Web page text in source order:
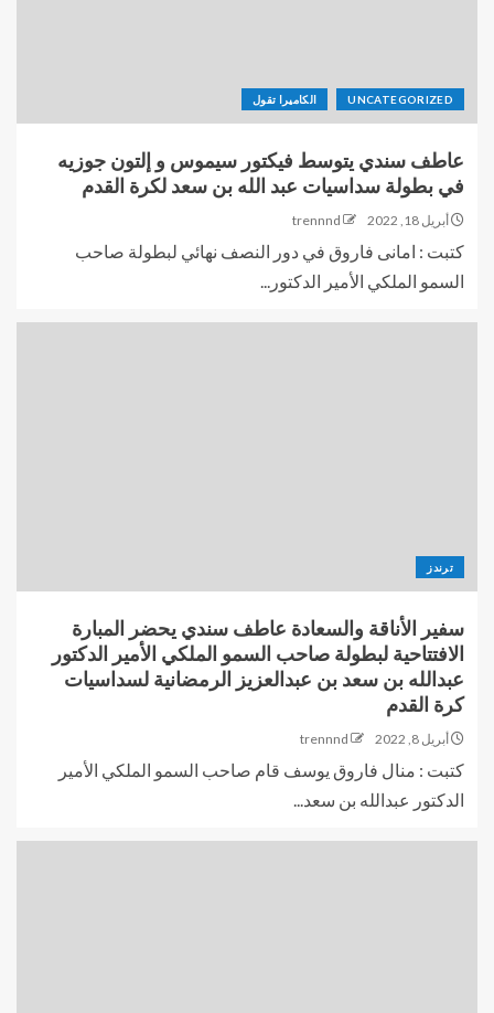
UNCATEGORIZED الكاميرا تقول
عاطف سندي يتوسط فيكتور سيموس و إلتون جوزيه
في بطولة سداسيات عبد الله بن سعد لكرة القدم
أبريل 18, 2022 trennnd
كتبت : امانى فاروق في دور النصف نهائي لبطولة صاحب
السمو الملكي الأمير الدكتور...
ترندز
سفير الأناقة والسعادة عاطف سندي يحضر المبارة
الافتتاحية لبطولة صاحب السمو الملكي الأمير الدكتور
عبدالله بن سعد بن عبدالعزيز الرمضانية لسداسيات
كرة القدم
أبريل 8, 2022 trennnd
كتبت : منال فاروق يوسف قام صاحب السمو الملكي الأمير
الدكتور عبدالله بن سعد...